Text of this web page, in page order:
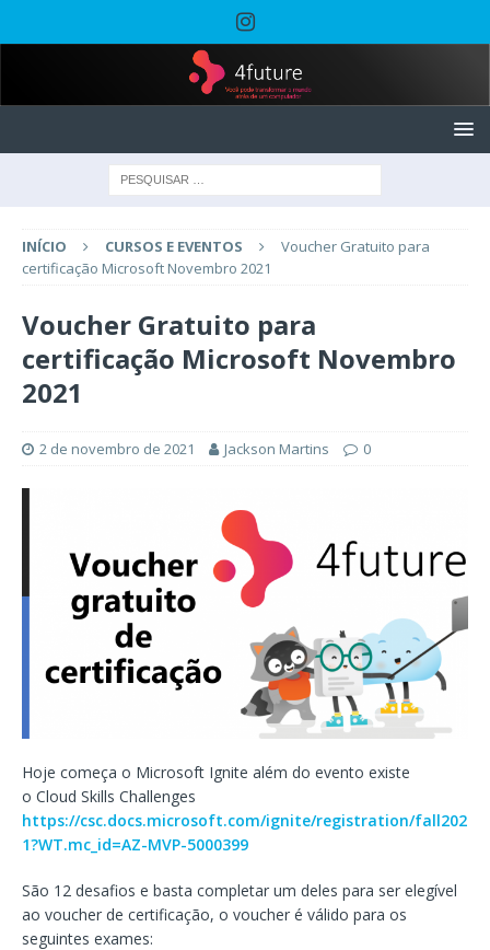
INÍCIO CURSOS E EVENTOS
Voucher Gratuito para
certificação Microsoft Novembro 2021
Voucher Gratuito para
certificação Microsoft Novembro
2021
2 de novembro de 2021 Jackson Martins 0
Hoje começa o Microsoft Ignite além do evento existe
o Cloud Skills Challenges
https://csc.docs.microsoft.com/ignite/registration/fall202
1?WT.mc_id=AZ-MVP-5000399
São 12 desafios e basta completar um deles para ser elegível
ao voucher de certificação, o voucher é válido para os
seguintes exames: